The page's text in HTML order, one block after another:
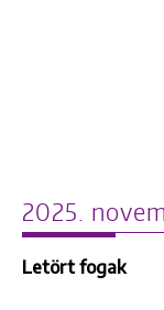
2025.
Letört fogak